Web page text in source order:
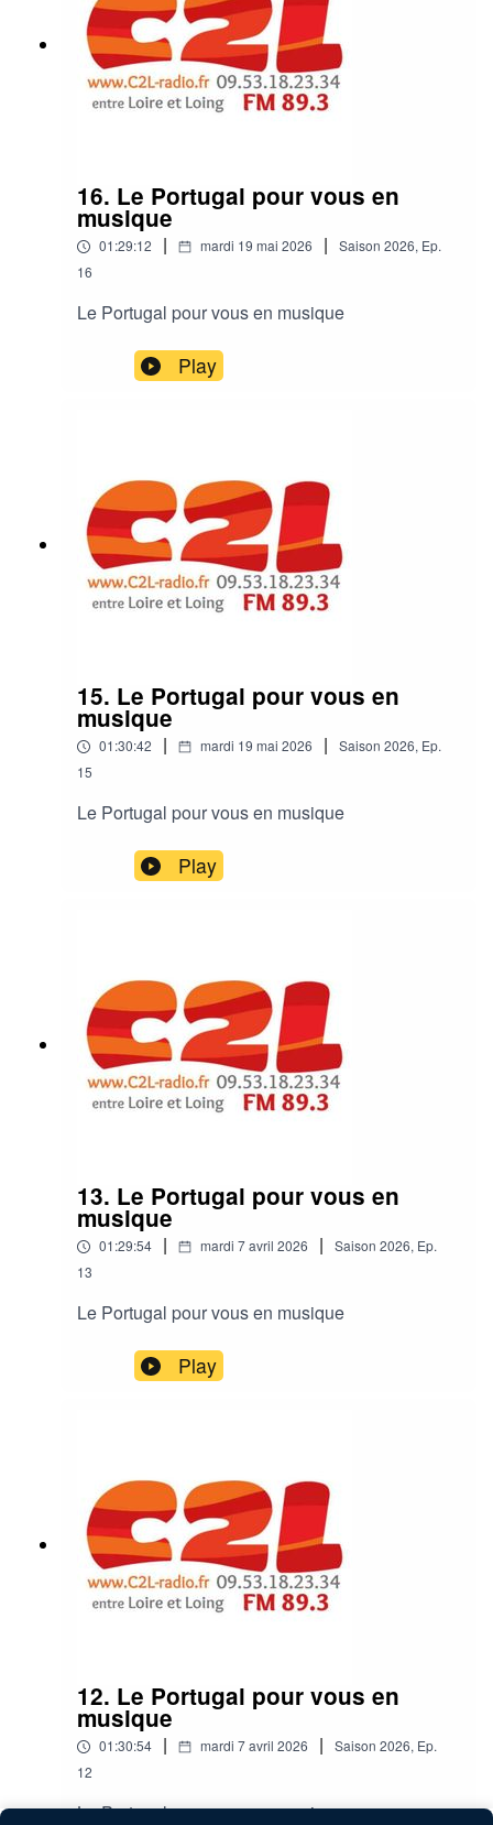
16. Le Portugal pour vous en
musique
01:29:12 | mardi 19 mai 2026 | Saison 2026, Ep.
16
Le Portugal pour vous en musique
Play
15. Le Portugal pour vous en
musique
01:30:42 | mardi 19 mai 2026 | Saison 2026, Ep.
15
Le Portugal pour vous en musique
Play
13. Le Portugal pour vous en
musique
01:29:54 | mardi 7 avril 2026 | Saison 2026, Ep.
13
Le Portugal pour vous en musique
Play
12. Le Portugal pour vous en
musique
01:30:54 | mardi 7 avril 2026 | Saison 2026, Ep.
12
Le Portugal pour vous en musique